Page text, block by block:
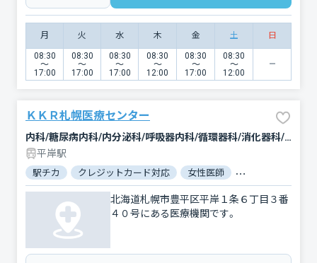
月 火 水 木 金 土 日
08:30
〜
17:00
08:30
〜
17:00
08:30
〜
17:00
08:30
〜
12:00
08:30
〜
17:00
08:30
〜
12:00
ＫＫＲ札幌医療センター
内科/糖尿病内科/内分泌科/呼吸器内科/循環器科/消化器科/腫瘍内科・外科/緩和ケア/外科/脳神経外科/呼吸器外科/心臓血管外科/乳腺外科/整形外科/小児科/小児外科/婦人科/産婦人科/皮膚科/泌尿器科/精神科・神経科/リハビリテーション/放射線科/臨床検査・病理診断/救急科/麻酔科
平岸駅
駅チカ クレジットカード対応 女性医師 駐車場あり
北海道札幌市豊平区平岸１条６丁目３番
４０号にある医療機関です。